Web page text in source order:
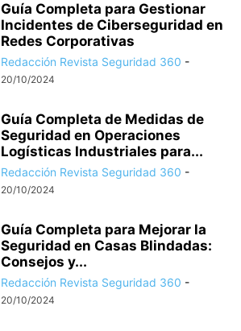
Guía Completa para Gestionar
Incidentes de Ciberseguridad en
Redes Corporativas
Redacción Revista Seguridad 360 -
20/10/2024
Guía Completa de Medidas de
Seguridad en Operaciones
Logísticas Industriales para...
Redacción Revista Seguridad 360 -
20/10/2024
Guía Completa para Mejorar la
Seguridad en Casas Blindadas:
Consejos y...
Redacción Revista Seguridad 360 -
20/10/2024